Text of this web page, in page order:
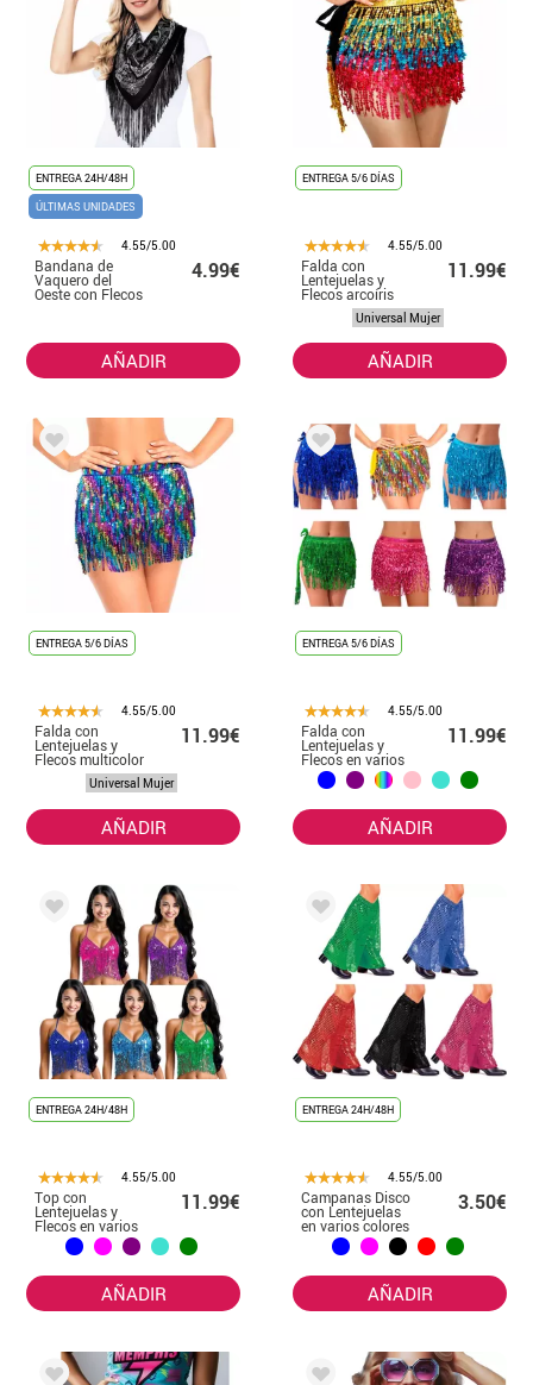
ENTREGA 24H/48H
ÚLTIMAS UNIDADES
4.55/5.00
Bandana de
Vaquero del
Oeste con Flecos
4.99€
AÑADIR
ENTREGA 5/6 DÍAS
4.55/5.00
Falda con
Lentejuelas y
Flecos arcoíris
para mujer
11.99€
Universal Mujer
AÑADIR
ENTREGA 5/6 DÍAS
4.55/5.00
Falda con
Lentejuelas y
Flecos multicolor
para mujer
11.99€
Universal Mujer
AÑADIR
ENTREGA 5/6 DÍAS
4.55/5.00
Falda con
Lentejuelas y
Flecos en varios
colores para
mujer
11.99€
AÑADIR
ENTREGA 24H/48H
4.55/5.00
Top con
Lentejuelas y
Flecos en varios
colores para
mujer
11.99€
AÑADIR
ENTREGA 24H/48H
4.55/5.00
Campanas Disco
con Lentejuelas
en varios colores
3.50€
AÑADIR